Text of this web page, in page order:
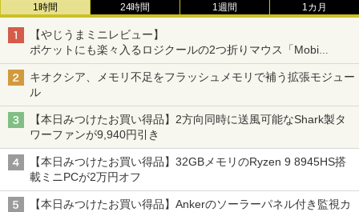
3
妹は知っている（8） 【電子限定特典つ
き】 【電子書籍】[ 雁木万里 ]
￥792
4
盛土等防災マニュアルの解説 [ 盛土等防
災研究会 ]
￥20,900
1時間 24時間 1週間 1カ月
【やじうまミニレビュー】
ポケットにも楽々入るロジクールの2つ折りマウス「Mobi
Fold」。その気になるギミックとは？
キオクシア、メモリ不足をフラッシュメモリで補う拡張モジュー
ル
【本日みつけたお買い得品】2方向同時に送風可能なShark製タ
ワーファンが9,940円引き
【本日みつけたお買い得品】32GBメモリのRyzen 9 8945HS搭
載ミニPCが2万円オフ
【本日みつけたお買い得品】Ankerのソーラーパネル付き監視カ